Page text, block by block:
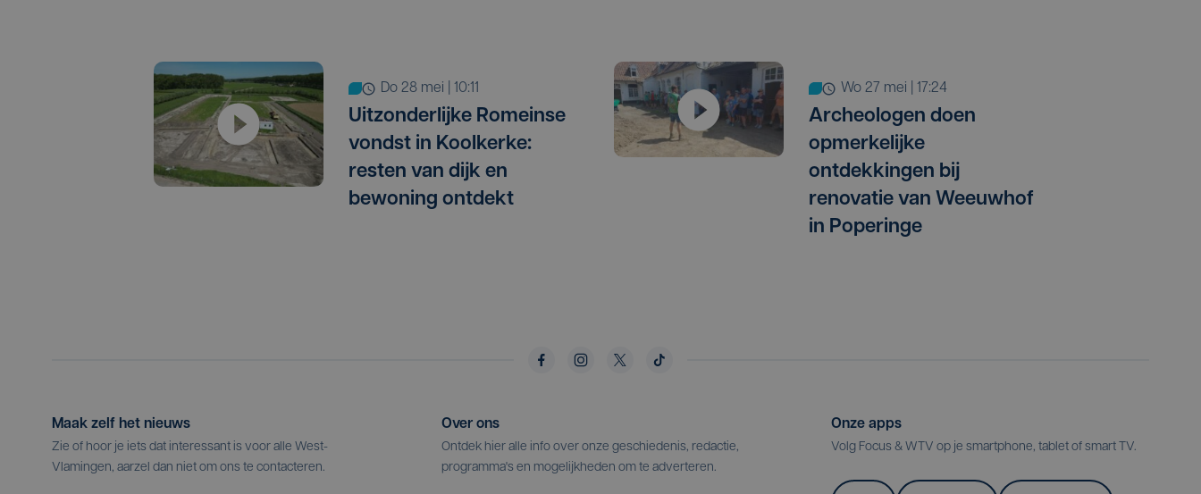
do 28 mei | 10:11
Uitzonderlijke Romeinse
vondst in Koolkerke:
resten van dijk en
bewoning ontdekt
wo 27 mei | 17:24
Archeologen doen
opmerkelijke
ontdekkingen bij
renovatie van Weeuwhof
in Poperinge
Maak zelf het nieuws
Zie of hoor je iets dat interessant is voor alle West-
Vlamingen, aarzel dan niet om ons te contacteren.
Over ons
Ontdek hier alle info over onze geschiedenis, redactie,
programma's en mogelijkheden om te adverteren.
Onze apps
Volg Focus & WTV op je smartphone, tablet of smart TV.